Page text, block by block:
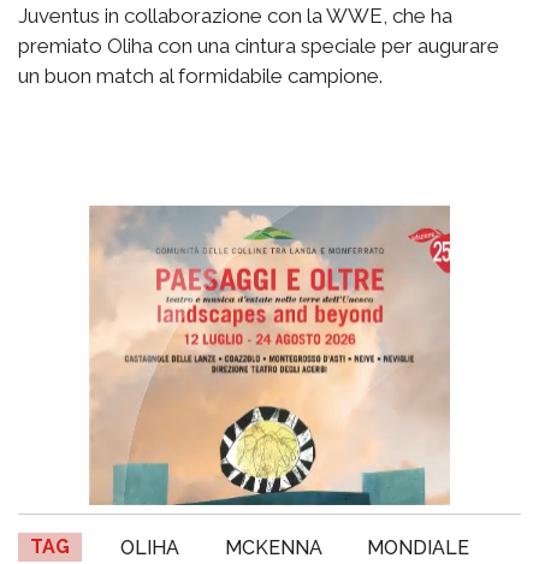
Juventus in collaborazione con la WWE, che ha
premiato Oliha con una cintura speciale per augurare
un buon match al formidabile campione.
TAG OLIHA MCKENNA
MONDIALE